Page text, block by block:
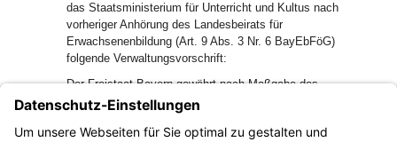
das Staatsministerium für Unterricht und Kultus nach
vorheriger Anhörung des Landesbeirats für
Erwachsenenbildung (Art. 9 Abs. 3 Nr. 6 BayEbFöG)
folgende Verwaltungsvorschrift:
Der Freistaat Bayern gewährt nach Maßgabe des
BayEbFöG, der allgemeinen haushaltsrechtlichen
Bestimmungen und dieser Verwaltungsvorschrift Mittel für
die Erwachsenenbildung im Rahmen der verfügbaren